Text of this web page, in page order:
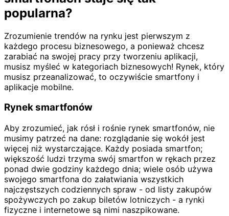
popularna?
Zrozumienie trendów na rynku jest pierwszym z
każdego procesu biznesowego, a ponieważ chcesz
zarabiać na swojej pracy przy tworzeniu aplikacji,
musisz myśleć w kategoriach biznesowych! Rynek, który
musisz przeanalizować, to oczywiście smartfony i
aplikacje mobilne.
Rynek smartfonów
Aby zrozumieć, jak rósł i rośnie rynek smartfonów, nie
musimy patrzeć na dane: rozglądanie się wokół jest
więcej niż wystarczające. Każdy posiada smartfon;
większość ludzi trzyma swój smartfon w rękach przez
ponad dwie godziny każdego dnia; wiele osób używa
swojego smartfona do załatwiania wszystkich
najczęstszych codziennych spraw - od listy zakupów
spożywczych po zakup biletów lotniczych - a rynki
fizyczne i internetowe są nimi naszpikowane.